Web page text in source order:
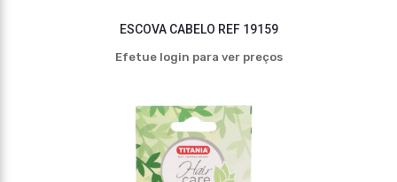
ESCOVA CABELO REF 19159
Efetue login para ver preços